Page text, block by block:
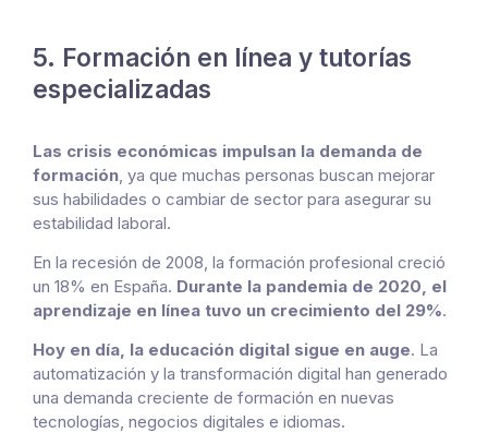
5. Formación en línea y tutorías
especializadas
Las crisis económicas impulsan la demanda de
formación , ya que muchas personas buscan mejorar
sus habilidades o cambiar de sector para asegurar su
estabilidad laboral.
En la recesión de 2008, la formación profesional creció
un 18% en España. Durante la pandemia de 2020, el
aprendizaje en línea tuvo un crecimiento del 29%.
Hoy en día, la educación digital sigue en auge. La
automatización y la transformación digital han generado
una demanda creciente de formación en nuevas
tecnologías, negocios digitales e idiomas.